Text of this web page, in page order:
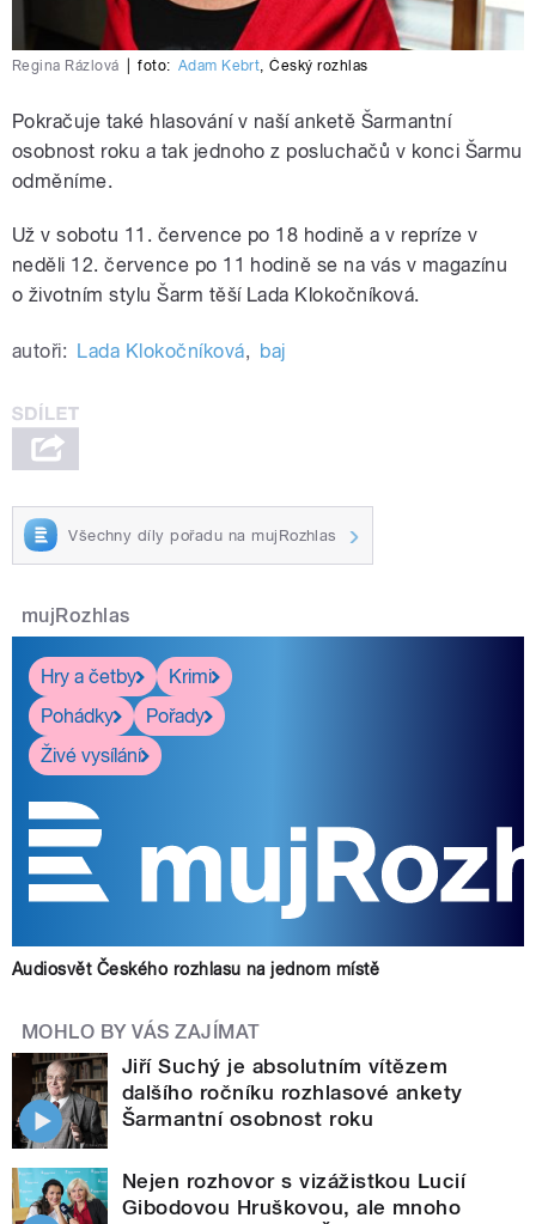
Regina Rázlová foto: Adam Kebrt,Český rozhlas
Pokračuje také hlasování v naší anketě Šarmantní
osobnost roku a tak jednoho z posluchačů v konci Šarmu
odměníme.
Už v sobotu 11. července po 18 hodině a v repríze v
neděli 12. července po 11 hodině se na vás v magazínu
o životním stylu Šarm těší Lada Klokočníková.
autoři: Lada Klokočníková, baj
Všechny díly pořadu na mujRozhlas
mujRozhlas
Hry a četby
Krimi
Pohádky
Pořady
Živé vysílání
Audiosvět Českého rozhlasu na jednom místě
MOHLO BY VÁS ZAJÍMAT
Jiří Suchý je absolutním vítězem
dalšího ročníku rozhlasové ankety
Šarmantní osobnost roku
Nejen rozhovor s vizážistkou Lucií
Gibodovou Hruškovou, ale mnoho